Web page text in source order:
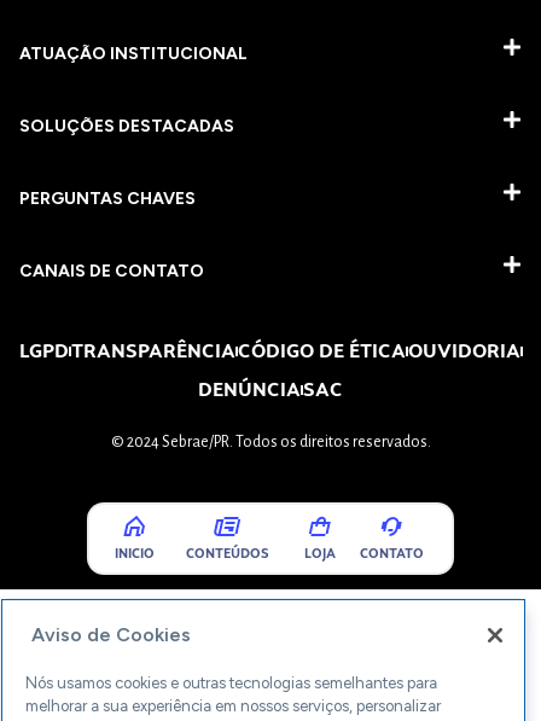
ATUAÇÃO INSTITUCIONAL
SOLUÇÕES DESTACADAS
PERGUNTAS CHAVES​
CANAIS DE CONTATO
LGPDTRANSPARÊNCIACÓDIGO DE ÉTICAOUVIDORIA
DENÚNCIASAC
© 2024 Sebrae/PR. Todos os direitos reservados.
INICIO CONTEÚDOS LOJA CONTATO
Aviso de Cookies
Nós usamos cookies e outras tecnologias semelhantes para
melhorar a sua experiência em nossos serviços, personalizar